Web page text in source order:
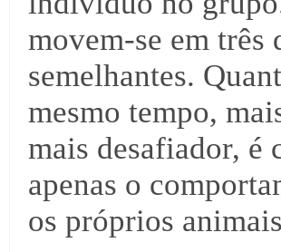
movem-se em três
semelhantes.
mesmo tempo,
mais desafiador, é
apenas o
os próprios